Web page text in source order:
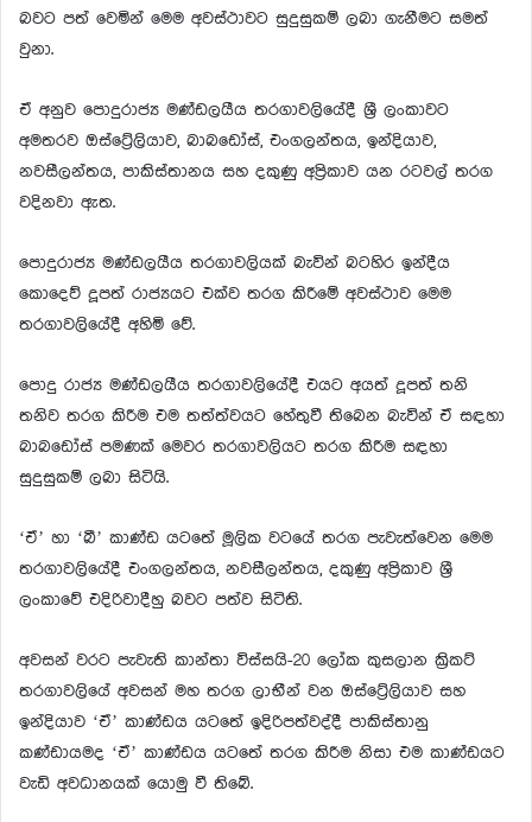
බවට පත් වෙමින් මෙම අවස්ථාවට සුදුසුකම් ලබා ගැනීමට සමත්
වුනා.
ඒ අනුව පොදුරාජ්‍ය මණ්ඩලයීය තරගාවලියේදී ශ්‍රී ලංකාවට
අමතරව ඔස්ට්‍රේලියාව, බාබඩෝස්, එංගලන්තය, ඉන්දියාව,
නවසීලන්තය, පාකිස්තානය සහ දකුණු අප්‍රිකාව යන රටවල් තරග
වදිනවා ඇත.
පොදුරාජ්‍ය මණ්ඩලයීය තරගාවලියක් බැවින් බටහිර ඉන්දීය
කොදෙව් දූපත් රාජ්‍යයට එක්ව තරග කිරීමේ අවස්ථාව මෙම
තරගාවලියේදී අහිමි වේ.
පොදු රාජ්‍ය මණ්ඩලයීය තරගාවලියේදී එයට අයත් දූපත් තනි
තනිව තරග කිරීම එම තත්ත්වයට හේතුවී තිබෙන බැවින් ඒ සඳහා
බාබඩෝස් පමණක් මෙවර තරගාවලියට තරග කිරීම සඳහා
සුදුසුකම් ලබා සිටියි.
‘ඒ’ හා ‘බී’ කාණ්ඩ යටතේ මූලික වටයේ තරග පැවැත්වෙන මෙම
තරගාවලියේදී එංගලන්තය, නවසීලන්තය, දකුණු අප්‍රිකාව ශ්‍රී
ලංකාවේ එදිරිවාදීහු බවට පත්ව සිටිති.
අවසන් වරට පැවැති කාන්තා විස්සයි-20 ලෝක කුසලාන ක්‍රිකට්
තරගාවලියේ අවසන් මහ තරග ලාභීන් වන ඔස්ට්‍රේලියාව සහ
ඉන්දියාව ‘ඒ’ කාණ්ඩය යටතේ ඉදිරිපත්වද්දී පාකිස්තානු
කණ්ඩායමද ‘ඒ’ කාණ්ඩය යටතේ තරග කිරීම නිසා එම කාණ්ඩයට
වැඩි අවධානයක් යොමු වී තිබේ.